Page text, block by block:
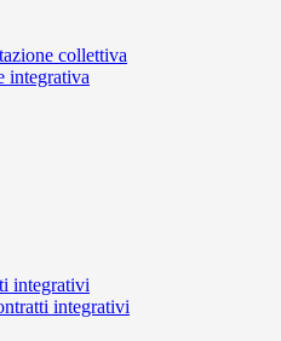
collettiva
integrativa
integrativi
integrativi